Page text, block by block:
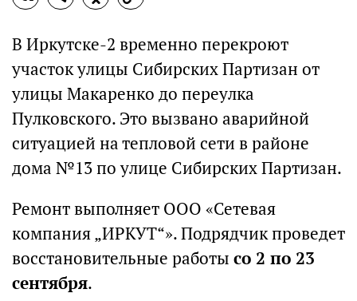
В Иркутске-2 временно перекроют
участок улицы Сибирских Партизан от
улицы Макаренко до переулка
Пулковского. Это вызвано аварийной
ситуацией на тепловой сети в районе
дома №13 по улице Сибирских Партизан.
Ремонт выполняет ООО «Сетевая
компания „ИРКУТ“». Подрядчик проведет
восстановительные работы со 2 по 23
сентября.